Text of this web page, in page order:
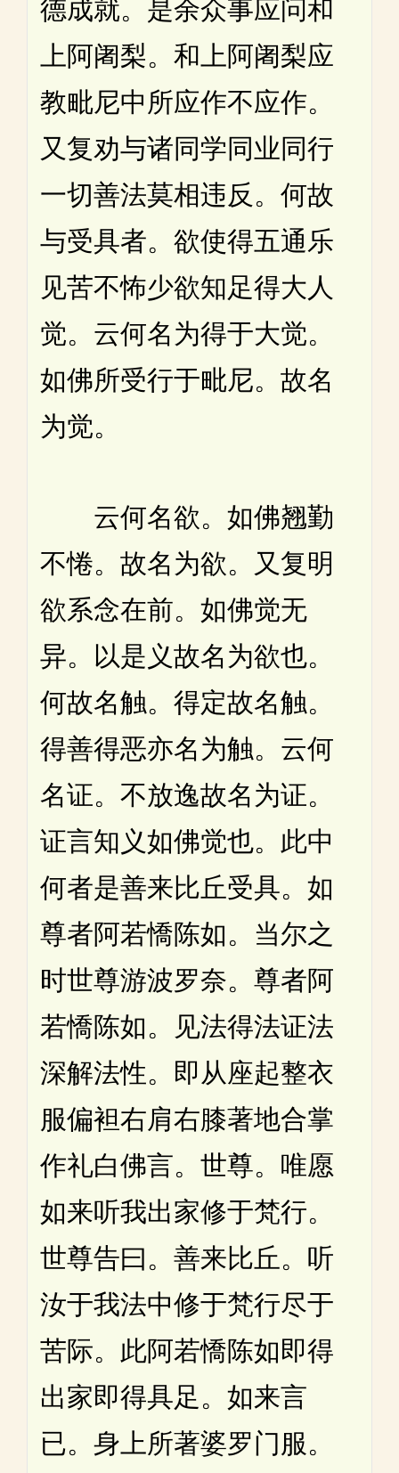
德成就。是余众事应问和
上阿阇梨。和上阿阇梨应
教毗尼中所应作不应作。
又复劝与诸同学同业同行
一切善法莫相违反。何故
与受具者。欲使得五通乐
见苦不怖少欲知足得大人
觉。云何名为得于大觉。
如佛所受行于毗尼。故名
为觉。
云何名欲。如佛翘勤
不惓。故名为欲。又复明
欲系念在前。如佛觉无
异。以是义故名为欲也。
何故名触。得定故名触。
得善得恶亦名为触。云何
名证。不放逸故名为证。
证言知义如佛觉也。此中
何者是善来比丘受具。如
尊者阿若憍陈如。当尔之
时世尊游波罗奈。尊者阿
若憍陈如。见法得法证法
深解法性。即从座起整衣
服偏袒右肩右膝著地合掌
作礼白佛言。世尊。唯愿
如来听我出家修于梵行。
世尊告曰。善来比丘。听
汝于我法中修于梵行尽于
苦际。此阿若憍陈如即得
出家即得具足。如来言
已。身上所著婆罗门服。